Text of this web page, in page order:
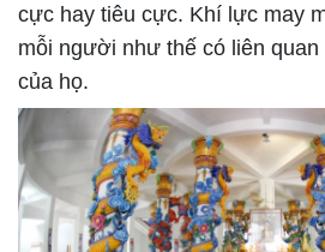
cực hay tiêu cực. Khí lực may
mỗi người như thế có liên
của họ.